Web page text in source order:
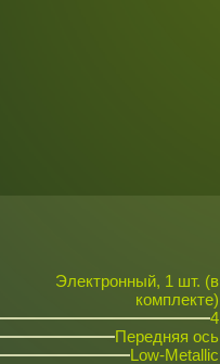
Электронный, 1 шт. (в
комплекте)
4
Передняя ось
Low-Metallic